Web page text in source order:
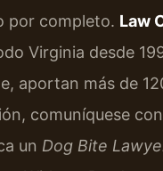
por completo. Law
Virginia desde
aportan más de
comuníquese
un Dog Bite